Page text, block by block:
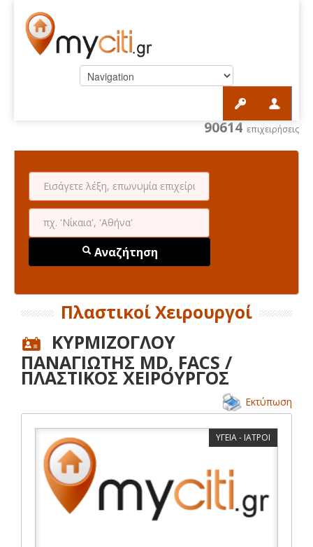
90614 επιχειρήσεις
Αναζήτηση
Πλαστικοί Χειρουργοί
ΚΥΡΜΙΖΟΓΛΟΥ
ΠΑΝΑΓΙΩΤΗΣ MD, FACS /
ΠΛΑΣΤΙΚΟΣ ΧΕΙΡΟΥΡΓΟΣ
Εκτύπωση
ΥΓΕΙΑ - ΙΑΤΡΟΙ